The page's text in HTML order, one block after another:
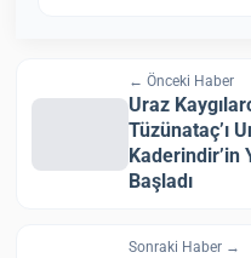
← Önceki Haber
Uraz
Tüzünataç’ı
Kaderindir’in
Başladı
Sonraki Haber →